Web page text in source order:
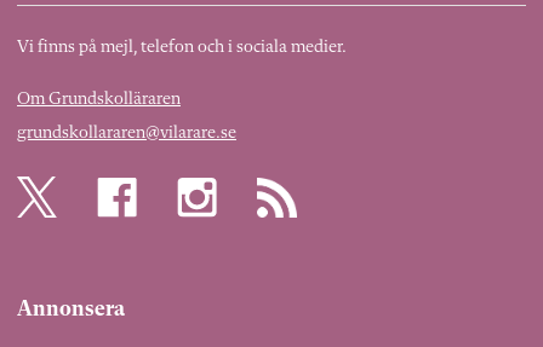
Vi finns på mejl, telefon och i sociala medier.
Om Grundskolläraren
grundskollararen@vilarare.se
Annonsera